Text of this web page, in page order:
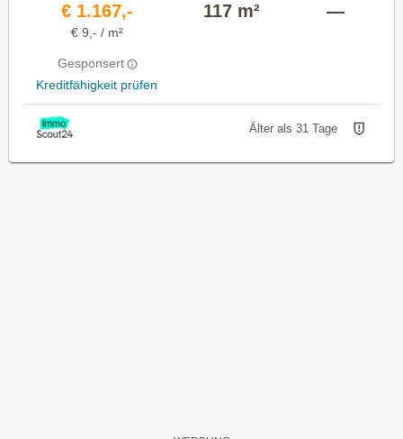
€ 1.167,-
€ 9,- / m²
Gesponsert
Kreditfähigkeit prüfen
117 m² —
Älter als 31 Tage